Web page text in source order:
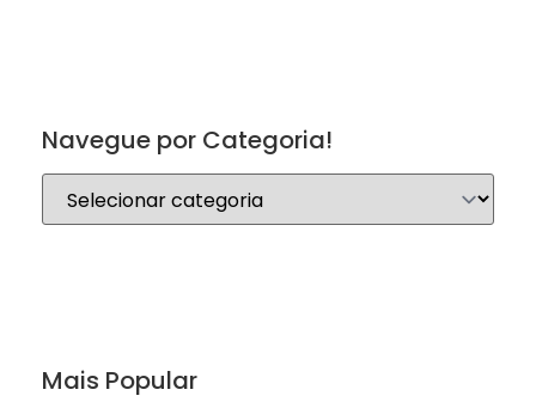
Navegue por Categoria!
Mais Popular